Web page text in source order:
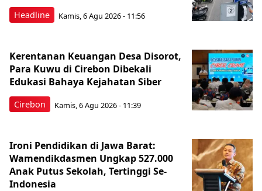
Headline Kamis, 6 Agu 2026 - 11:56
Cirebon
Kerentanan Keuangan Desa Disorot,
Para Kuwu di Cirebon Dibekali
Edukasi Bahaya Kejahatan Siber
Kamis, 6 Agu 2026 - 11:39
Ironi Pendidikan di Jawa Barat:
Wamendikdasmen Ungkap 527.000
Anak Putus Sekolah, Tertinggi Se-
Indonesia